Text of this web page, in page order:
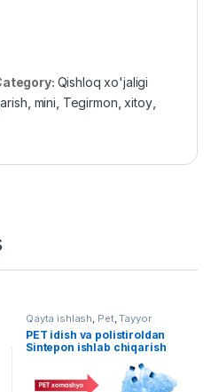
Qishloq xo'jaligi
mini Tegirmon ,xitoy,
Qayta ishlash, Pet,Tayyor
liniyalar
PET idish va polistiroldan
Sintepon ishlab chiqarish